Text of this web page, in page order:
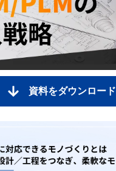
資料をダウンロード